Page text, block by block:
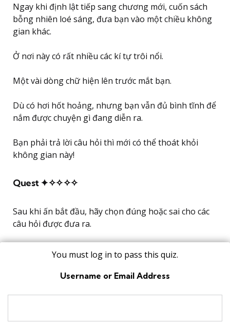
Ngay khi định lật tiếp sang chương mới, cuốn sách
bỗng nhiên loé sáng, đưa bạn vào một chiều không
gian khác.
Ở nơi này có rất nhiều các kí tự trôi nổi.
Một vài dòng chữ hiện lên trước mắt bạn.
Dù có hơi hốt hoảng, nhưng bạn vẫn đủ bình tĩnh để
nắm được chuyện gì đang diễn ra.
Bạn phải trả lời câu hỏi thì mới có thể thoát khỏi
không gian này!
Quest ✦✧✧✧✧
Sau khi ấn bắt đầu, hãy chọn đúng hoặc sai cho các
câu hỏi được đưa ra.
You must log in to pass this quiz.
Username or Email Address